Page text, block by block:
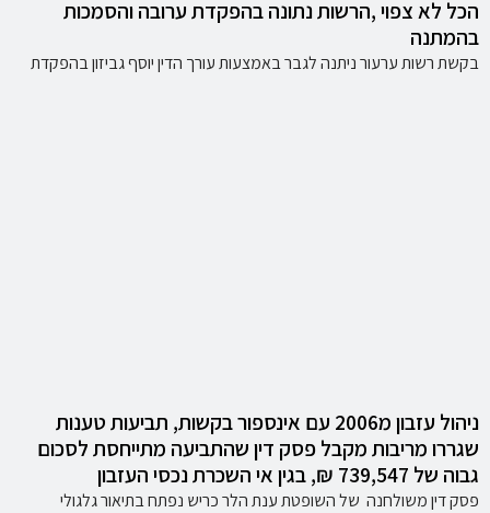
הכל לא צפוי ,הרשות נתונה בהפקדת ערובה והסמכות
בהמתנה
בקשת רשות ערעור ניתנה לגבר באמצעות עורך הדין יוסף גביזון בהפקדת
ניהול עזבון מ2006 עם אינספור בקשות, תביעות טענות
שגררו מריבות מקבל פסק דין שהתביעה מתייחסת לסכום
גבוה של 739,547 ₪, בגין אי השכרת נכסי העזבון
פסק דין משולחנה של השופטת ענת הלר כריש נפתח בתיאור גלגולי